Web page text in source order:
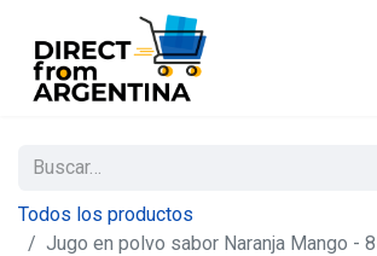
Todos los productos
Jugo en polvo sabor Naranja Mango -